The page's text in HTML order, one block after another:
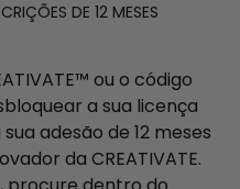
DE 12 MESES
ou o código
a sua licença
adesão de 12 meses
da CREATIVATE.